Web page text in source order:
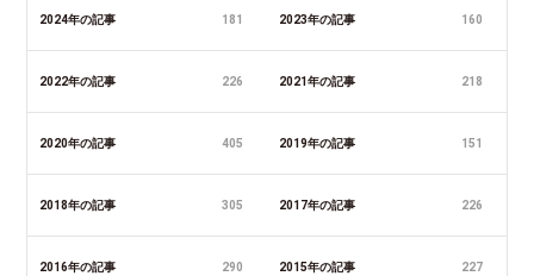
2024年の記事 181 2023年の記事 160
2022年の記事 226 2021年の記事 218
2020年の記事 405 2019年の記事 151
2018年の記事 305 2017年の記事 226
2016年の記事 290 2015年の記事 227